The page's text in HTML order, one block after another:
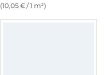
(10,05 € / 1 m²)